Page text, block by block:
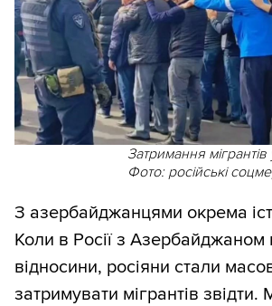
Затримання мігрантів
Фото: російські
З азербайджанцями окрема
Коли в Росії з Азербайджаном
відносини, росіяни стали
затримувати мігрантів звідти.